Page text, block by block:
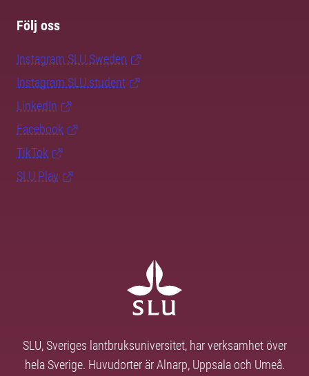
Följ oss
Instagram SLU.Sweden
Instagram SLU.student
LinkedIn
Facebook
TikTok
SLU Play
SLU, Sveriges lantbruksuniversitet, har verksamhet över
hela Sverige. Huvudorter är Alnarp, Uppsala och Umeå.